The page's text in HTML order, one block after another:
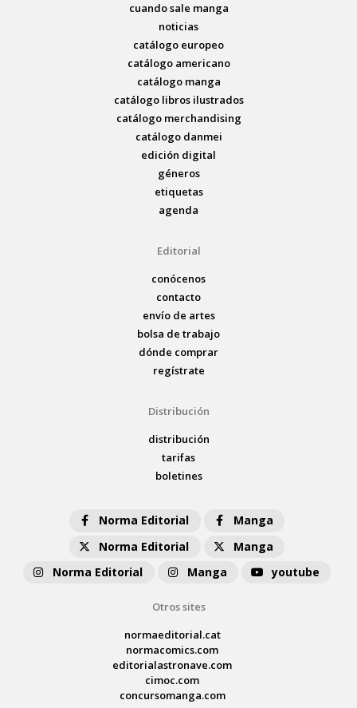
cuando sale manga
noticias
catálogo europeo
catálogo americano
catálogo manga
catálogo libros ilustrados
catálogo merchandising
catálogo danmei
edición digital
géneros
etiquetas
agenda
Editorial
conócenos
contacto
envío de artes
bolsa de trabajo
dónde comprar
regístrate
Distribución
distribución
tarifas
boletines
Norma Editorial
Manga
Norma Editorial
Manga
Norma Editorial
Manga youtube
Otros sites
normaeditorial.cat
normacomics.com
editorialastronave.com
cimoc.com
concursomanga.com